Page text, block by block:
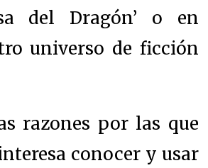
del Dragón’ o en
universo de ficción
razones por las que
conocer y usar